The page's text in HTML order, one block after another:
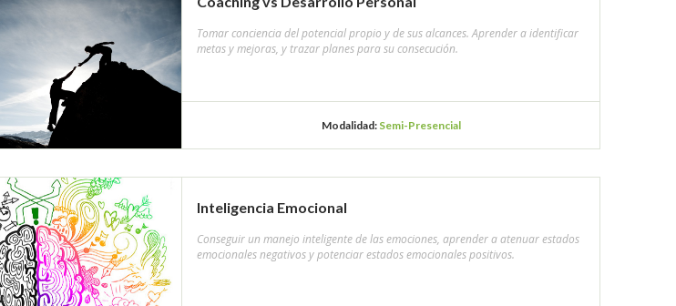
Tomar conciencia del potencial propio y de sus alcances. Aprender a identificar
metas y mejoras, y trazar planes para su consecución.
Modalidad: Semi-Presencial
Inteligencia Emocional
Conseguir un manejo inteligente de las emociones, aprender a atenuar estados
emocionales negativos y potenciar estados emocionales positivos.